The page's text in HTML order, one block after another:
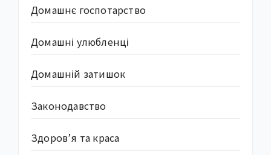
Домашнє госпотарство
Домашні улюбленці
Домашній затишок
Законодавство
Здоров’я та краса